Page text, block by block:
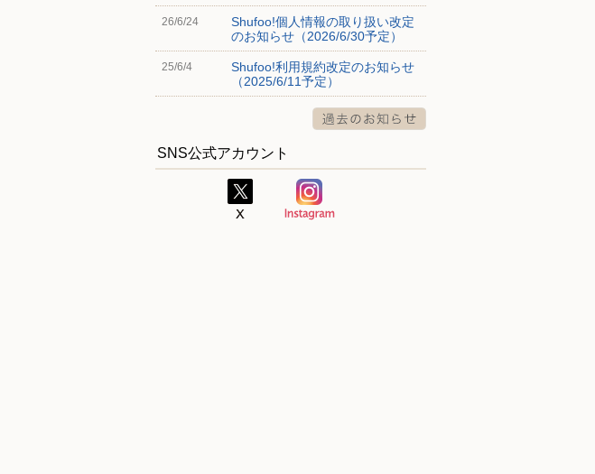
26/6/24
Shufoo!個人情報の取り扱い改定
のお知らせ（2026/6/30予定）
25/6/4
Shufoo!利用規約改定のお知らせ
（2025/6/11予定）
SNS公式アカウント